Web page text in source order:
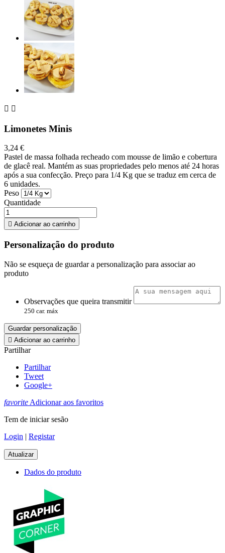
 
Limonetes Minis
3,24 €
Pastel de massa folhada recheado com mousse de limão e cobertura
de glacê real. Mantém as suas propriedades pelo menos até 24 horas
após a sua confecção. Preço para 1/4 Kg que se traduz em cerca de
6 unidades.
Peso
Quantidade
 Adicionar ao carrinho
Personalização do produto
Não se esqueça de guardar a personalização para associar ao
produto
Observações que queira transmitir
250 car. máx
Guardar personalização
 Adicionar ao carrinho
Partilhar
Partilhar
Tweet
Google+
favorite Adicionar aos favoritos
Tem de iniciar sesão
Login | Registar
Dados do produto